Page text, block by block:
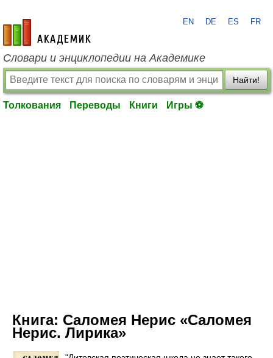
academic.ru
EN DE ES FR
Словари и энциклопедии на Академике
Найти!
Толкования Переводы Книги Игры ⚽
Книга: Саломея Нерис «Саломея
Нерис. Лирика»